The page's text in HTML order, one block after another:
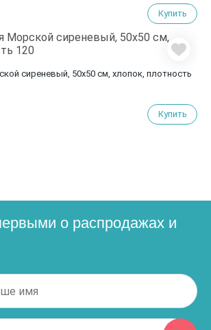
Купить
сиреневый, 50х50 см, хлопок, плотность
Купить
о распродажах и